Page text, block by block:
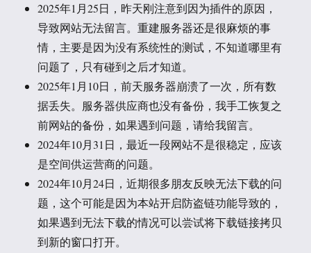
2025年1月25日，昨天刚注意到因为插件的原因，
导致网站无法留言。重建服务器还是很麻烦的事
情，主要是因为没有系统性的测试，不知道哪里有
问题了，只有碰到之后才知道。
2025年1月10日，前天服务器崩溃了一次，所有数
据丢失。服务器供应商也没有备份，我手工恢复之
前网站的备份，如果遇到问题，请给我留言。
2024年10月31日，最近一段网站不是很稳定，应该
是空间供运营商的问题。
2024年10月24日，近期很多朋友反映无法下载的问
题，这个可能是因为本站开启防盗链功能导致的，
如果遇到无法下载的情况可以尝试将下载链接拷贝
到新的窗口打开。